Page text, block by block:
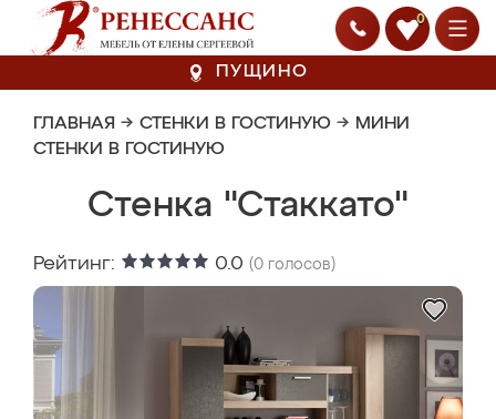
0
ПУЩИНО
ГЛАВНАЯ → СТЕНКИ В ГОСТИНУЮ → МИНИ
СТЕНКИ В ГОСТИНУЮ
Стенка "Стаккато"
Рейтинг: 0.0 (0 голосов)